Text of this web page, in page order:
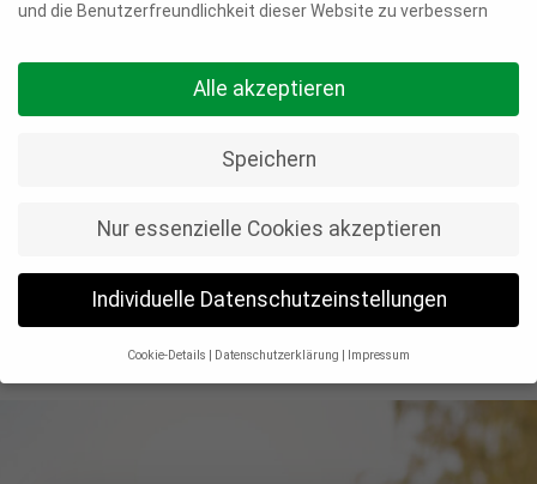
WOHN­
GENOSSE
N­SCHAFT
und die Benutzerfreundlichkeit dieser Website zu verbessern
Alle akzeptieren
Speichern
Nur essenzielle Cookies akzeptieren
Individuelle Datenschutzeinstellungen
Cookie-Details Datenschutzerklärung Impressum
Datenschutzeinstellungen
Wenn Sie unter 16 Jahre alt sind und Ihre Zustimmung zu
freiwilligen Diensten geben möchten, müssen Sie Ihre